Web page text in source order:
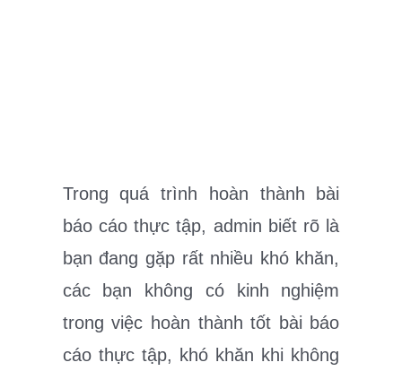
Trong quá trình hoàn thành bài
báo cáo thực tập, admin biết rõ là
bạn đang gặp rất nhiều khó khăn,
các bạn không có kinh nghiệm
trong việc hoàn thành tốt bài báo
cáo thực tập, khó khăn khi không